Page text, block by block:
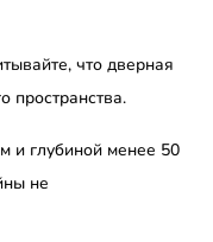
что дверная
пространства.
и глубиной менее 50
не